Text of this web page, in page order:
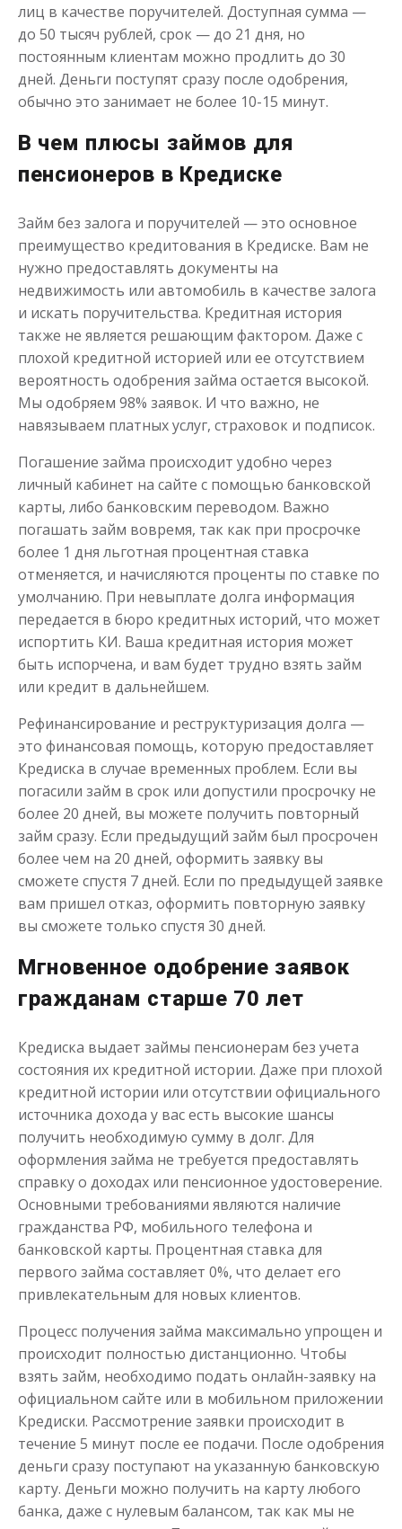
Получить
Займ новым клиентам под 0%
Сумма до50 000 ₽
Срок от 1 до 21 дня
Получить
Займ на карту с нулевым
балансом
Сумма до50 000₽
Срок от 1 до 21 дня
Получить
Займ без платных подписок
Сумма до 50 000₽
Срок от 1до 21 дня
Получить
лиц в качестве поручителей. Доступная сумма —
до 50 тысяч рублей, срок — до 21 дня, но
постоянным клиентам можно продлить до 30
дней. Деньги поступят сразу после одобрения,
обычно это занимает не более 10-15 минут.
В чем плюсы займов для
пенсионеров в Кредиске
Займ без залога и поручителей — это основное
преимущество кредитования в Кредиске. Вам не
нужно предоставлять документы на
недвижимость или автомобиль в качестве залога
и искать поручительства. Кредитная история
также не является решающим фактором. Даже с
плохой кредитной историей или ее отсутствием
вероятность одобрения займа остается высокой.
Мы одобряем 98% заявок. И что важно, не
навязываем платных услуг, страховок и подписок.
Погашение займа происходит удобно через
личный кабинет на сайте с помощью банковской
карты, либо банковским переводом. Важно
погашать займ вовремя, так как при просрочке
более 1 дня льготная процентная ставка
отменяется, и начисляются проценты по ставке по
умолчанию. При невыплате долга информация
передается в бюро кредитных историй, что может
испортить КИ. Ваша кредитная история может
быть испорчена, и вам будет трудно взять займ
или кредит в дальнейшем.
Рефинансирование и реструктуризация долга —
это финансовая помощь, которую предоставляет
Кредиска в случае временных проблем. Если вы
погасили займ в срок или допустили просрочку не
более 20 дней, вы можете получить повторный
займ сразу. Если предыдущий займ был просрочен
более чем на 20 дней, оформить заявку вы
сможете спустя 7 дней. Если по предыдущей заявке
вам пришел отказ, оформить повторную заявку
вы сможете только спустя 30 дней.
Мгновенное одобрение заявок
гражданам старше 70 лет
Кредиска выдает займы пенсионерам без учета
состояния их кредитной истории. Даже при плохой
кредитной истории или отсутствии официального
источника дохода у вас есть высокие шансы
получить необходимую сумму в долг. Для
оформления займа не требуется предоставлять
справку о доходах или пенсионное удостоверение.
Основными требованиями являются наличие
гражданства РФ, мобильного телефона и
банковской карты. Процентная ставка для
первого займа составляет 0%, что делает его
привлекательным для новых клиентов.
Процесс получения займа максимально упрощен и
происходит полностью дистанционно. Чтобы
взять займ, необходимо подать онлайн-заявку на
официальном сайте или в мобильном приложении
Кредиски. Рассмотрение заявки происходит в
течение 5 минут после ее подачи. После одобрения
деньги сразу поступают на указанную банковскую
карту. Деньги можно получить на карту любого
банка, даже с нулевым балансом, так как мы не